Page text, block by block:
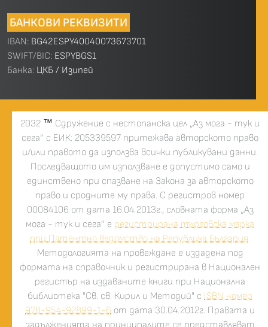
БАНКОВИ РЕКВИЗИТИ
IBAN: BG42ESPY40040073673701
SWIFT/BIC: ESPYBGS1
Банка: ЦКБ / Изипей
2032 ™ Сдружение с нестопанска цел „Аз мога - тук и
сега” с ЕИК: 205339597 притежава авторското право
и/или правото да използва всички публикувани данни.
Последващото им използване е допустимо само и
единствено при спазване на Закона за авторското
право и сродните му права. С регистров номер
00084106 от дата 16.04.2013г., словната форма „Аз
мога - тук и сега” е регистрирана търговска марка
при Патентно ведомство на Република България.
Методологията на провеждане е издадена под
формата на справочник и регистрирана в Национален
регистър на издаваните книги при Национална
библиотека "Св. св. Кирил и Методий" с ISBN номер
978-954-92899-1-6 от дата 30.04.2012г. Правата и
задълженията на принципалите се представляват